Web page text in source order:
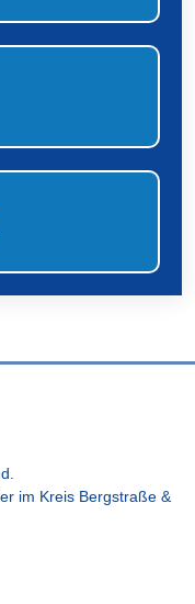
im Kreis Bergstraße &